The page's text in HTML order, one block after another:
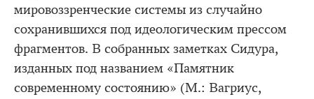
мировоззренческие системы из случайно
сохранившихся под идеологическим прессом
фрагментов. В собранных заметках Сидура,
изданных под названием «Памятник
современному состоянию» (М.: Вагриус,